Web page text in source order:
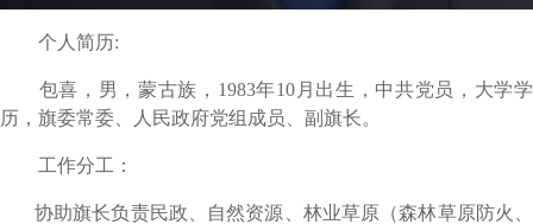
个人简历:
包喜，男，蒙古族，1983年10月出生，中共党员，大学学
历，旗委常委、人民政府党组成员、副旗长。
工作分工：
协助旗长负责民政、自然资源、林业草原（森林草原防火、